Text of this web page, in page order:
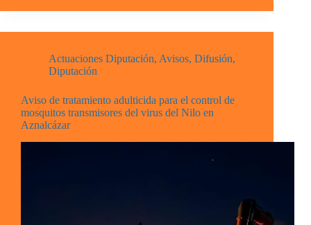
Actuaciones Diputación, Avisos, Difusión,
Diputación
Aviso de tratamiento adulticida para el control de
mosquitos transmisores del virus del Nilo en
Aznalcázar